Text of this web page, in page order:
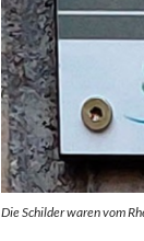
Die Schilder waren vom